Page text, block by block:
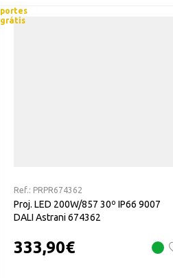
portes
grátis
Ref.: PRPR674362
Proj. LED 200W/857 30º IP66 9007
DALI Astrani 674362
333,90€